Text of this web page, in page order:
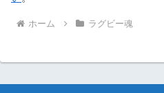
ホーム ラグビー魂